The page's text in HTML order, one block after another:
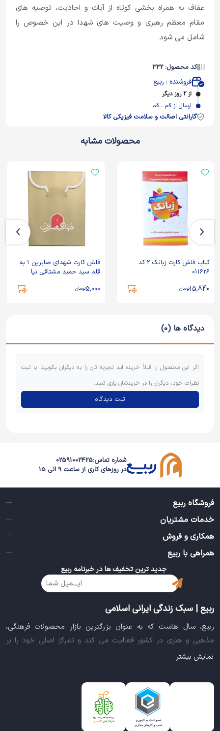
عفاف به همراه بخشی کوتاه از آیات و احادیث، توصیه های
مقام معظم رهبری و وصیت های شهدا در این خصوص را
شامل می شود.
کد محصول: 332
فروشنده : ربیع
از 2 روز دیگر
ارسال از قم ، قم
گارانتی اصالت و سلامت فیزیکی کالا
محصولات مشابه
کتاب فلش کارت زبانک 2 کد
011626
15,840تومان
فلش کارت شهدای صابرین 1 به
قلم سید حمید مشتاقی نیا
5,000تومان
دیدگاه ها (0)
اگر این محصول را قبلاً خریده اید تجربه تان را به دیگران بگویید. با ثبت
نظرات خود، دیگران را در خریدشان یاری کنید.
ثبت دیدگاه
شماره تماس:02591002425
در روزهای کاری از ساعت 9 الی 15
فروشگاه ربیع
خدمات مشتریان
همکاری و فروش
همراهی با ربیع
جدید ترین تخفیف ها در خبرنامه ربیع
ربیع | سبک زندگی ایرانی اسلامی
ربیع، سال هاست که به عنوان بزرگترین بازار محصولات فرهنگی،
مذهبی و هنری در کشور فعالیت می کند و تمرکز اصلی خود را بر
سبک زندگی ایرانی اسلامی قرار داده است. این بازار مجموعه کاملی از
شما را برای خرید اینترنتی کالاهای فرهنگی، مذهبی و هنری برآورده
ایده خلاقانه عرضه محصولات فرهنگی در بستر اینترنت باعث شد تا
ربیع، علاوه بر داشتن نماد اعتماد الکترونیکی و مجوز سازمان صنفی
نمایش بیشتر